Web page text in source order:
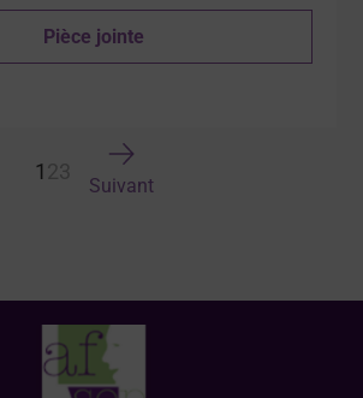
Pièce jointe
1
Suivant